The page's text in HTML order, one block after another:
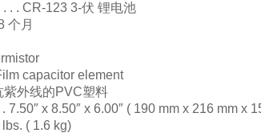
. . . CR-123 3-伏 锂电池
个月
capacitor element
紫外线的PVC塑料
. 7.50″ x 8.50″ x 6.00″ ( 190 mm x 216 mm x
lbs. ( 1.6 kg)